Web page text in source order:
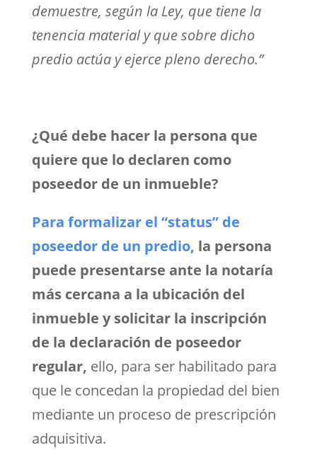
demuestre, según la Ley, que tiene la
tenencia material y que sobre dicho
predio actúa y ejerce pleno derecho.”
¿Qué debe hacer la persona que
quiere que lo declaren como
poseedor de un inmueble?
Para formalizar el “status” de
poseedor de un predio, la persona
puede presentarse ante la notaría
más cercana a la ubicación del
inmueble y solicitar la inscripción
de la declaración de poseedor
regular, ello, para ser habilitado para
que le concedan la propiedad del bien
mediante un proceso de prescripción
adquisitiva.